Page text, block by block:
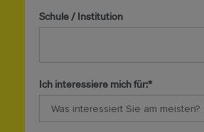
Schule / Institution
Ich interessiere mich für:*